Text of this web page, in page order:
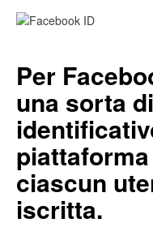
Per
una sorta
ciascun
iscritta.